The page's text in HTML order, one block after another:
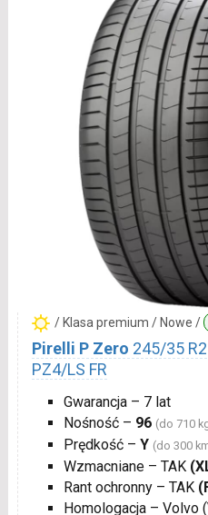
/ Klasa premium / Nowe /
Pirelli P Zero 245/35
PZ4/LS FR
Gwarancja – 7 lat
Nośność – 96 (do 710
Prędkość – Y (do 300
Wzmacniane – TAK
Rant ochronny – TAK
Homologacja – Volvo (